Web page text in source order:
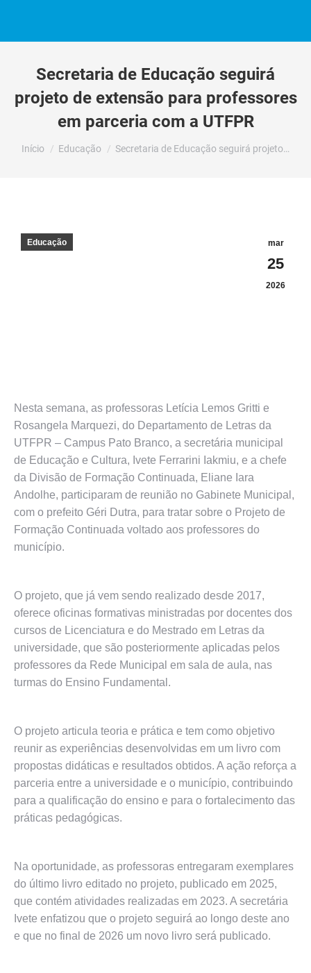
Secretaria de Educação seguirá
projeto de extensão para professores
em parceria com a UTFPR
Você está aqui:
Início Educação Secretaria de Educação seguirá projeto…
mar
25
2026
Educação
Nesta semana, as professoras Letícia Lemos Gritti e
Rosangela Marquezi, do Departamento de Letras da
UTFPR – Campus Pato Branco, a secretária municipal
de Educação e Cultura, Ivete Ferrarini Iakmiu, e a chefe
da Divisão de Formação Continuada, Eliane Iara
Andolhe, participaram de reunião no Gabinete Municipal,
com o prefeito Géri Dutra, para tratar sobre o Projeto de
Formação Continuada voltado aos professores do
município.
O projeto, que já vem sendo realizado desde 2017,
oferece oficinas formativas ministradas por docentes dos
cursos de Licenciatura e do Mestrado em Letras da
universidade, que são posteriormente aplicadas pelos
professores da Rede Municipal em sala de aula, nas
turmas do Ensino Fundamental.
O projeto articula teoria e prática e tem como objetivo
reunir as experiências desenvolvidas em um livro com
propostas didáticas e resultados obtidos. A ação reforça a
parceria entre a universidade e o município, contribuindo
para a qualificação do ensino e para o fortalecimento das
práticas pedagógicas.
Na oportunidade, as professoras entregaram exemplares
do último livro editado no projeto, publicado em 2025,
que contém atividades realizadas em 2023. A secretária
Ivete enfatizou que o projeto seguirá ao longo deste ano
e que no final de 2026 um novo livro será publicado.